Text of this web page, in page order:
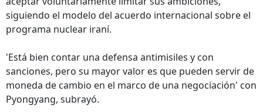
siguiendo el modelo del acuerdo internacional sobre el
programa nuclear iraní.
'Está bien contar una defensa antimisiles y con
sanciones, pero su mayor valor es que pueden servir de
moneda de cambio en el marco de una negociación' con
Pyongyang, subrayó.